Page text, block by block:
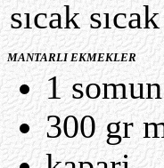
sıcak
MANTARLI EKMEKLER
1
300 gr